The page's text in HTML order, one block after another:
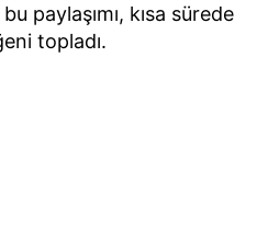
paylaşımı, kısa sürede
topladı.